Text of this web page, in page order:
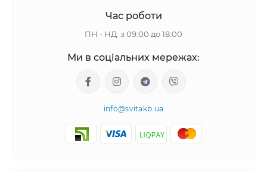
Час роботи
ПН - НД: з 09:00 до 18:00
Ми в соціальних мережах:
info@svitakb.ua